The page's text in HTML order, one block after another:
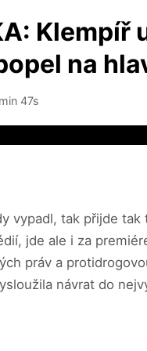
na
47s
vypadl, tak přijde
jde ale i za
práv a
návrat do